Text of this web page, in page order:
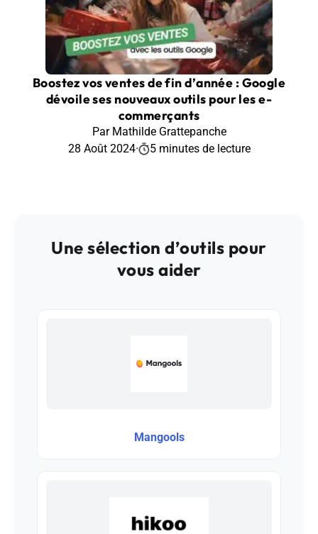
Boostez vos ventes de fin d’année : Google
dévoile ses nouveaux outils pour les e-
commerçants
Par Mathilde Grattepanche
28 Août 2024· 5 minutes de lecture
Une sélection d’outils pour
vous aider
Mangools